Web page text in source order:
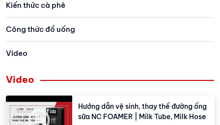
Kiến thức cà phê
Công thức đồ uống
Video
Video
Hướng dẫn vệ sinh, thay thế đường ống
sữa NC FOAMER | Milk Tube, Milk Hose